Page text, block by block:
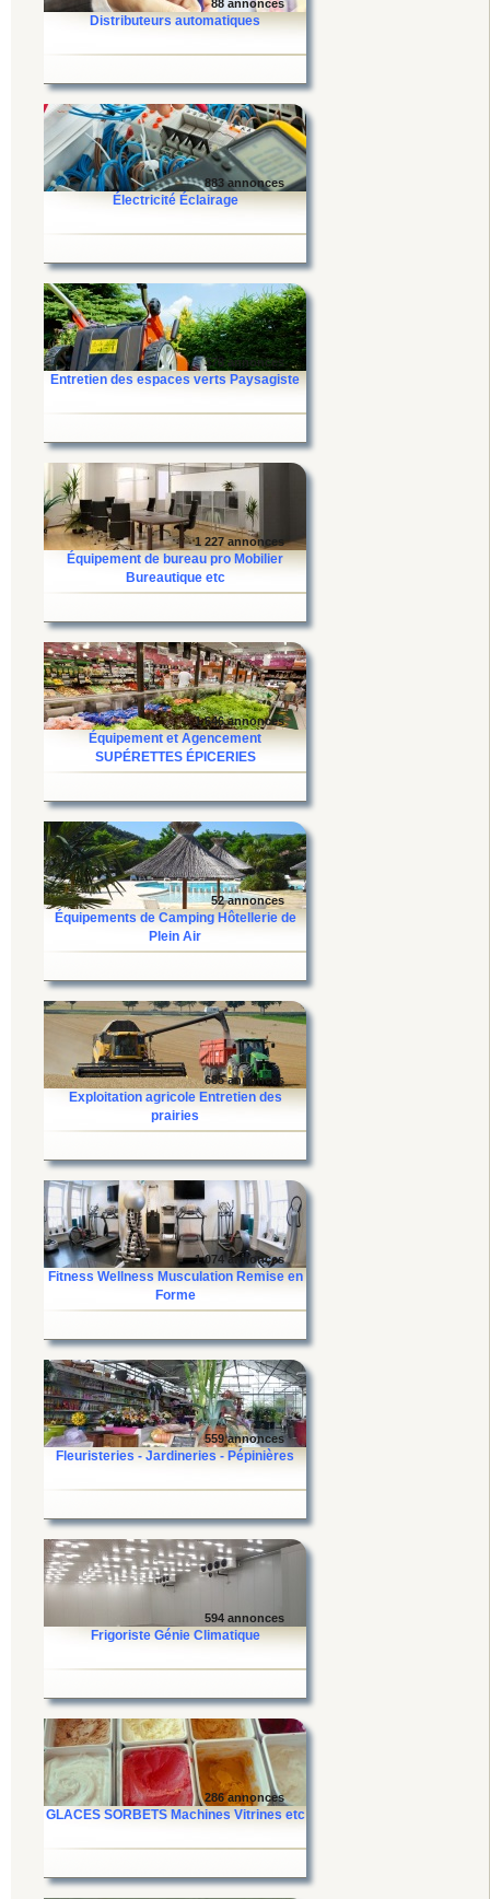
88 annonces
Distributeurs automatiques
883 annonces
Électricité Éclairage
378 annonces
Entretien des espaces verts Paysagiste
1 227 annonces
Équipement de bureau pro Mobilier
Bureautique etc
1 646 annonces
Équipement et Agencement
SUPÉRETTES ÉPICERIES
52 annonces
Équipements de Camping Hôtellerie de
Plein Air
685 annonces
Exploitation agricole Entretien des
prairies
1 074 annonces
Fitness Wellness Musculation Remise en
Forme
559 annonces
Fleuristeries - Jardineries - Pépinières
594 annonces
Frigoriste Génie Climatique
286 annonces
GLACES SORBETS Machines Vitrines etc